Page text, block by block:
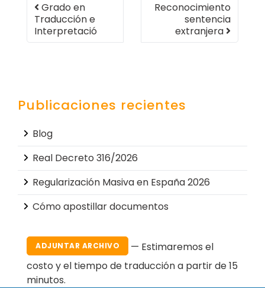
Grado en
Traducción e
Interpretació
Reconocimiento
sentencia
extranjera
Publicaciones recientes
Blog
Real Decreto 316/2026
Regularización Masiva en España 2026
Cómo apostillar documentos
ADJUNTAR ARCHIVO
— Estimaremos el
costo y el tiempo de traducción a partir de 15
minutos.